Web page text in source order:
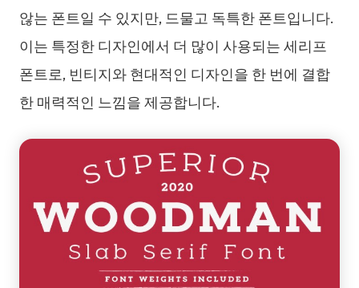
않는 폰트일 수 있지만, 드물고 독특한 폰트입니다.
이는 특정한 디자인에서 더 많이 사용되는 세리프
폰트로, 빈티지와 현대적인 디자인을 한 번에 결합
한 매력적인 느낌을 제공합니다.